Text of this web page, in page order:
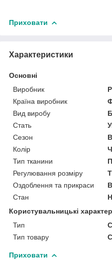
Приховати
Характеристики
Основні
Виробник
Країна виробник
Вид виробу
Стать
Сезон
Колір
Тип тканини
Регулювання розміру
Оздоблення та прикраси
Стан
Користувальницькі
Тип
Тип товару
Приховати